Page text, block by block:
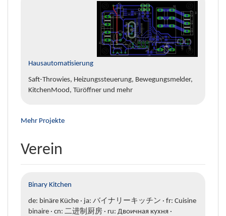
Hausautomatisierung
Saft-Throwies, Heizungssteuerung, Bewegungsmelder,
KitchenMood, Türöffner und mehr
Mehr Projekte
Verein
Binary Kitchen
de: binäre Küche · ja: バイナリーキッチン · fr: Cuisine
binaire · cn: 二进制厨房 · ru: Двоичная кухня ·